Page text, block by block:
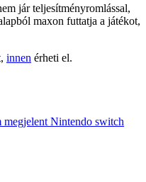
jár teljesítményromlással,
maxon futtatja a játékot,
innen érheti el.
Nintendo switch